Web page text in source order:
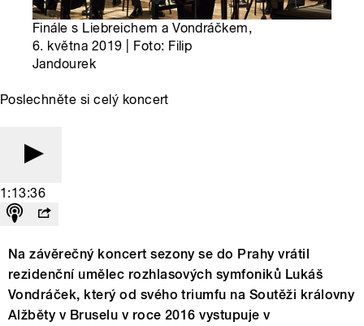
Finále s Liebreichem a Vondráčkem,
6. května 2019 | Foto: Filip
Jandourek
Poslechněte si celý koncert
1:13:36
Na závěrečný koncert sezony se do Prahy vrátil
rezidenční umělec rozhlasových symfoniků Lukáš
Vondráček, který od svého triumfu na Soutěži královny
Alžběty v Bruselu v roce 2016 vystupuje v